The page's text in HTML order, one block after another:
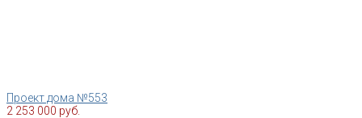
Проект дома №553
2 253 000 руб.